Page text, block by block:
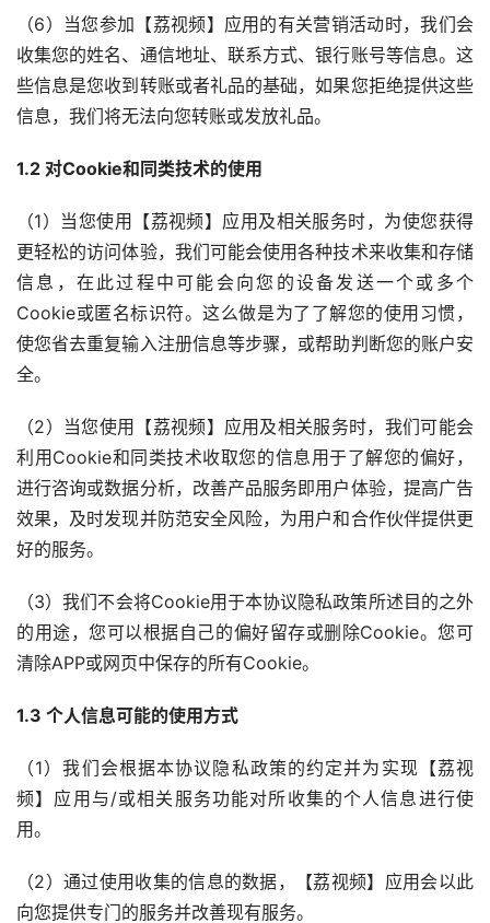
（6）当您参加【荔视频】应用的有关营销活动时，我们会
收集您的姓名、通信地址、联系方式、银行账号等信息。这
些信息是您收到转账或者礼品的基础，如果您拒绝提供这些
信息，我们将无法向您转账或发放礼品。
1.2 对Cookie和同类技术的使用
（1）当您使用【荔视频】应用及相关服务时，为使您获得
更轻松的访问体验，我们可能会使用各种技术来收集和存储
信息，在此过程中可能会向您的设备发送一个或多个
Cookie或匿名标识符。这么做是为了了解您的使用习惯，
使您省去重复输入注册信息等步骤，或帮助判断您的账户安
全。
（2）当您使用【荔视频】应用及相关服务时，我们可能会
利用Cookie和同类技术收取您的信息用于了解您的偏好，
进行咨询或数据分析，改善产品服务即用户体验，提高广告
效果，及时发现并防范安全风险，为用户和合作伙伴提供更
好的服务。
（3）我们不会将Cookie用于本协议隐私政策所述目的之外
的用途，您可以根据自己的偏好留存或删除Cookie。您可
清除APP或网页中保存的所有Cookie。
1.3 个人信息可能的使用方式
（1）我们会根据本协议隐私政策的约定并为实现【荔视
频】应用与/或相关服务功能对所收集的个人信息进行使
用。
（2）通过使用收集的信息的数据，【荔视频】应用会以此
向您提供专门的服务并改善现有服务。